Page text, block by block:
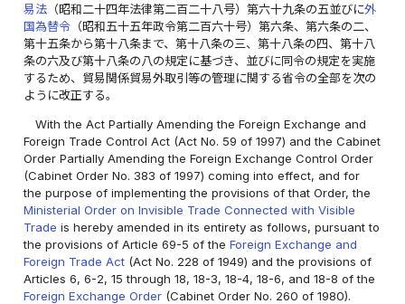
易法 （昭和二十四年法律第二百二十八号）第六十九条の五並びに外
国為替令 （昭和五十五年政令第二百六十号）第六条、第六条の二、
第十五条から第十八条まで、第十八条の三、第十八条の四、第十八
条の六及び第十八条の八の規定に基づき、並びに同令の規定を実施
するため、貿易関係貿易外取引等の管理に関する省令の全部を次の
ように改正する。
With the Act Partially Amending the Foreign Exchange and
Foreign Trade Control Act (Act No. 59 of 1997) and the Cabinet
Order Partially Amending the Foreign Exchange Control Order
(Cabinet Order No. 383 of 1997) coming into effect, and for
the purpose of implementing the provisions of that Order, the
Ministerial Order on Invisible Trade Connected with Visible
Trade is hereby amended in its entirety as follows, pursuant to
the provisions of Article 69-5 of theForeign Exchange and
Foreign Trade Act (Act No. 228 of 1949) and the provisions of
Articles 6, 6-2, 15 through 18, 18-3, 18-4, 18-6, and 18-8 of the
Foreign Exchange Order (Cabinet Order No. 260 of 1980).